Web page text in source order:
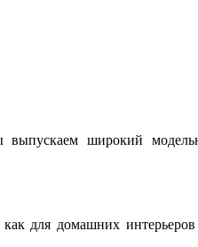
широкий
для домашних